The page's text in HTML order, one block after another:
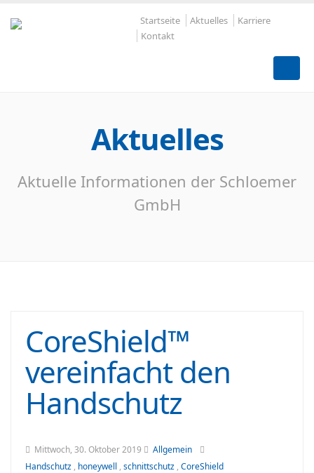
Startseite Aktuelles
Karriere
Kontakt
Aktuelles
Aktuelle Informationen der Schloemer
GmbH
CoreShield™
vereinfacht den
Handschutz
Mittwoch, 30. Oktober 2019
Allgemein
Handschutz , honeywell , schnittschutz , CoreShield